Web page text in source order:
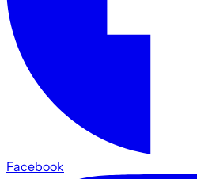
Facebook